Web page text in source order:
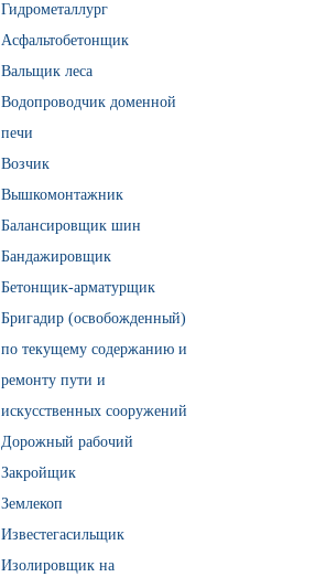
Гидрометаллург
Асфальтобетонщик
Вальщик леса
Водопроводчик доменной
печи
Возчик
Вышкомонтажник
Балансировщик шин
Бандажировщик
Бетонщик-арматурщик
Бригадир (освобожденный)
по текущему содержанию и
ремонту пути и
искусственных сооружений
Дорожный рабочий
Закройщик
Землекоп
Известегасильщик
Изолировщик на